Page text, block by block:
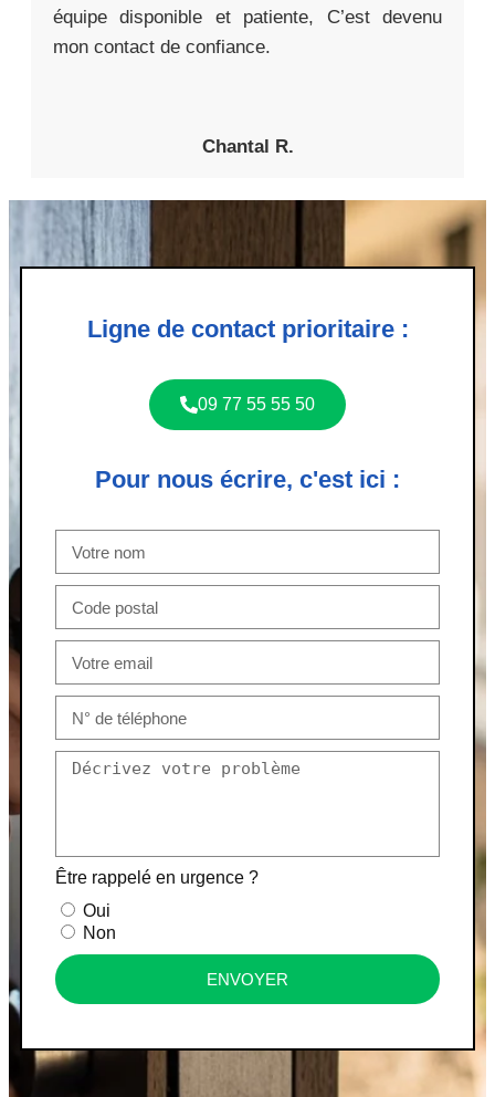
équipe disponible et patiente, C’est devenu
mon contact de confiance.
Chantal R.
Ligne de contact prioritaire :
09 77 55 55 50
Pour nous écrire, c'est ici :
Être rappelé en urgence ?
Oui
Non
ENVOYER